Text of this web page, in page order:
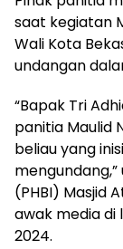
saat kegiatan
Wali Kota
undangan
“Bapak Tri
panitia Maulid
beliau yang
(PHBI) Masjid
awak media di
2024.